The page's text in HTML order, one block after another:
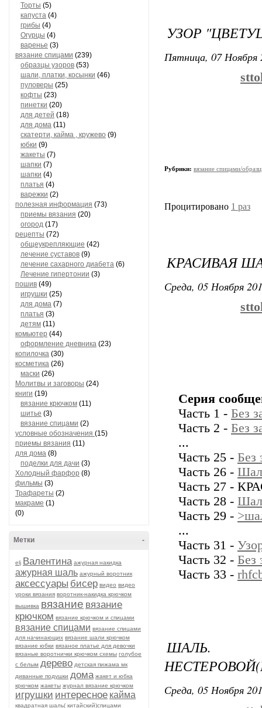
Торты (5)
капуста (4)
грибы (4)
Огурцы (4)
варенье (3)
вязание спицами (239)
образцы узоров (53)
шали, платки, косынки (46)
пуловеры (25)
кофты (23)
пинетки (20)
для детей (18)
для дома (11)
скатерти, кайма , кружево (9)
юбки (9)
жакеты (7)
шапки (7)
шапки (4)
платья (4)
варежки (2)
полезная информация (73)
приемы вязания (20)
огород (17)
рецепты (72)
общеукрепляющие (42)
лечение суставов (9)
лечение сахарного диабета (6)
Лечение гипертонии (3)
пошив (49)
игрушки (25)
для дома (7)
платья (3)
детям (11)
комьютер (44)
оформление дневника (23)
копилочка (30)
косметика (26)
маски (26)
Молитвы и заговоры (24)
книги (19)
вязание крючком (11)
шитье (3)
вязание спицами (2)
условные обозначения (15)
приемы вязания (11)
для дома (8)
поделки для дачи (3)
Холодный фарфор (8)
фильмы (3)
Трафареты (2)
макраме (1)
(0)
-
Метки
elj Валентина ажурная накидка
ажурная шаль ажурный воротник
аксессуары бисер видео видео
уроки вязания воротник-накидка крючком
вышивка вязание вязание
крючком вязание крючком и спицами
вязание спицами вязание спицами
для начинающих вязание шали крючком
вязание юбки вязаное платье для девочки
вязаные воротнички крючком схемы голубое
с белым дерево детская пижама мк
диванные подушки дома жакет и юбка
крючком жакеты журнал вязание крючком
игрушки интересное кайма
квадратная шаль( китайский)спицами
УЗОР
Пятница, 07 Ноября
Рубрики: вязание спицами/
Процитировано 1 раз
КРАСИВАЯ
Среда, 05 Ноября
Серия
Часть 1 - Без
Часть 2 - Без
...
Часть 25 - Без
Часть 26 -
Часть 27 -
Часть 28 -
Часть 29 -
...
Часть 31 -
Часть 32 - Без
Часть 33 -
Среда, 05 Ноября